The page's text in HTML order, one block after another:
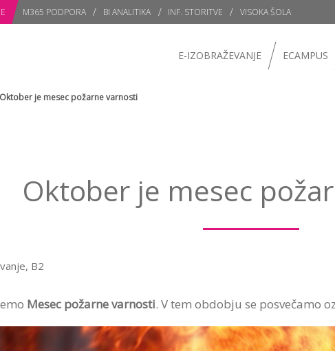
M365 PODPORA BI ANALITIKA INF. STORITVE VISOKA ŠOLA
E-IZOBRAŽEVANJE ECAMPUS
Oktober je mesec požarne varnosti
Oktober je mesec
B2
Mesec požarne varnosti. V tem obdobju se posvečamo